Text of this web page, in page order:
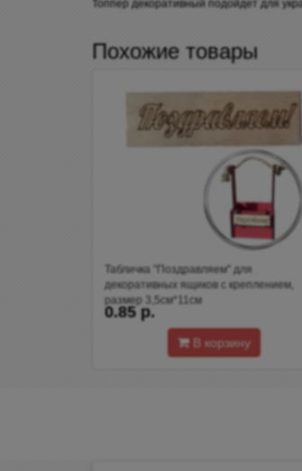
Топпер декоративный подойдет для
Похожие товары
Табличка "Поздравляем" для
декоративных ящиков с креплением,
размер 3,5см*11см
0.85 р.
В корзину